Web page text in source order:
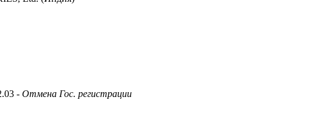
- Отмена Гос. регистрации